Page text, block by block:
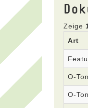
Zeige
Art
O-Ton
O-Ton